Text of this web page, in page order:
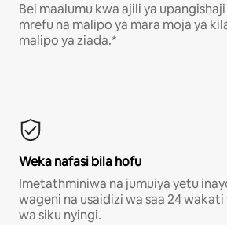
Bei maalumu kwa ajili ya
mrefu na malipo ya mara moja ya
malipo ya ziada.*
Weka nafasi bila hofu
Imetathminiwa na jumuiya yetu
wageni na usaidizi wa saa 24
wa siku nyingi.